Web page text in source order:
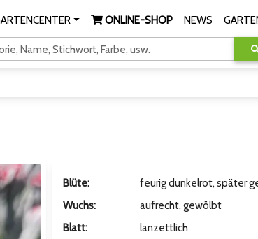
ONLINE-SHOP NEWS
Name, Stichwort, Farbe, usw.
Blüte:
feurig dunkelrot, später
Wuchs:
aufrecht, gewölbt
Blatt:
lanzettlich